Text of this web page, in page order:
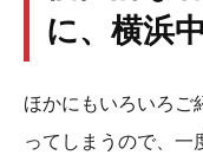
に、横浜
ほかにもいろいろご
ってしまうので、一